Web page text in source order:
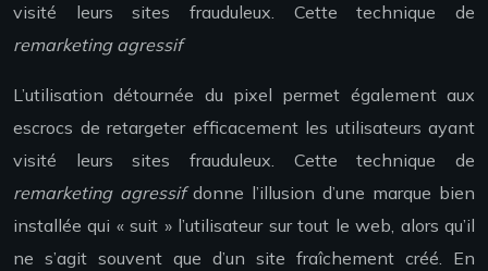
visité leurs sites frauduleux. Cette technique de
remarketing agressif
L’utilisation détournée du pixel permet également aux
escrocs de retargeter efficacement les utilisateurs ayant
visité leurs sites frauduleux. Cette technique de
remarketing agressifdonne l’illusion d’une marque bien
installée qui « suit » l’utilisateur sur tout le web, alors qu’il
ne s’agit souvent que d’un site fraîchement créé. En